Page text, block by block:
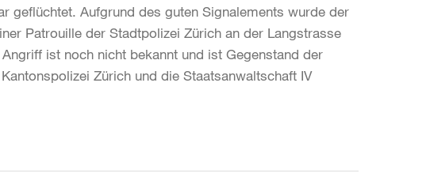
geflüchtet. Aufgrund des guten Signalements wurde der
Patrouille der Stadtpolizei Zürich an der Langstrasse
ist noch nicht bekannt und ist Gegenstand der
Zürich und die Staatsanwaltschaft IV